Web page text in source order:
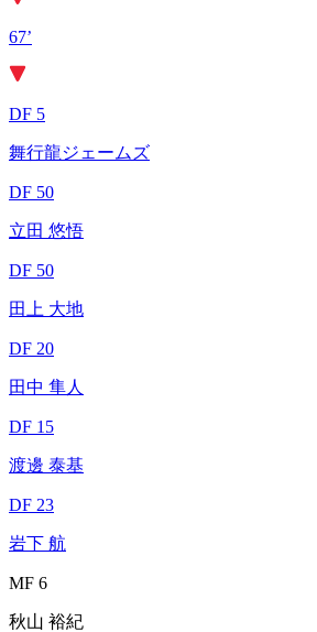
67’
DF 5
舞行龍ジェームズ
DF 50
立田 悠悟
DF 50
田上 大地
DF 20
田中 隼人
DF 15
渡邊 泰基
DF 23
岩下 航
MF 6
秋山 裕紀